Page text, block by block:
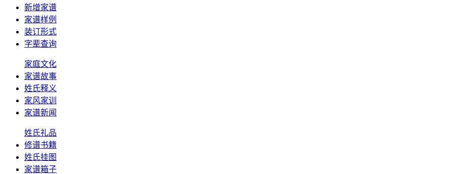
新增家谱
家谱样例
装订形式
字辈查询
家庭文化
家谱故事
姓氏释义
家风家训
家谱新闻
姓氏礼品
修谱书籍
姓氏挂图
家谱箱子